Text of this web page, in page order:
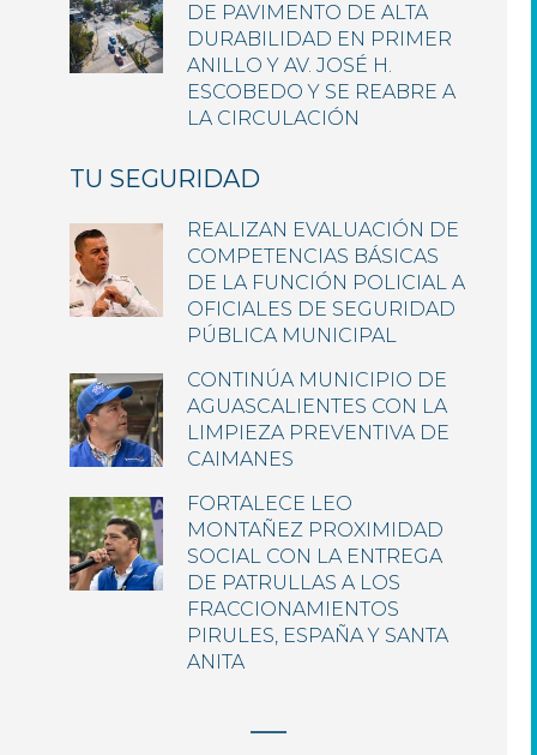
DE PAVIMENTO DE ALTA
DURABILIDAD EN PRIMER
ANILLO Y AV. JOSÉ H.
ESCOBEDO Y SE REABRE A
LA CIRCULACIÓN
TU SEGURIDAD
REALIZAN EVALUACIÓN DE
COMPETENCIAS BÁSICAS
DE LA FUNCIÓN POLICIAL A
OFICIALES DE SEGURIDAD
PÚBLICA MUNICIPAL
CONTINÚA MUNICIPIO DE
AGUASCALIENTES CON LA
LIMPIEZA PREVENTIVA DE
CAIMANES
FORTALECE LEO
MONTAÑEZ PROXIMIDAD
SOCIAL CON LA ENTREGA
DE PATRULLAS A LOS
FRACCIONAMIENTOS
PIRULES, ESPAÑA Y SANTA
ANITA